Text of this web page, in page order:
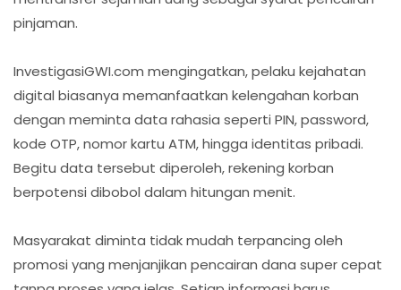
pinjaman.
InvestigasiGWI.com mengingatkan, pelaku kejahatan
digital biasanya memanfaatkan kelengahan korban
dengan meminta data rahasia seperti PIN, password,
kode OTP, nomor kartu ATM, hingga identitas pribadi.
Begitu data tersebut diperoleh, rekening korban
berpotensi dibobol dalam hitungan menit.
Masyarakat diminta tidak mudah terpancing oleh
promosi yang menjanjikan pencairan dana super cepat